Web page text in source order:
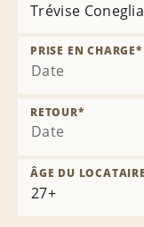
Trévise
Date
PRISE EN CHARGE*
Date
RETOUR*
ÂGE DU LOCATAIRE